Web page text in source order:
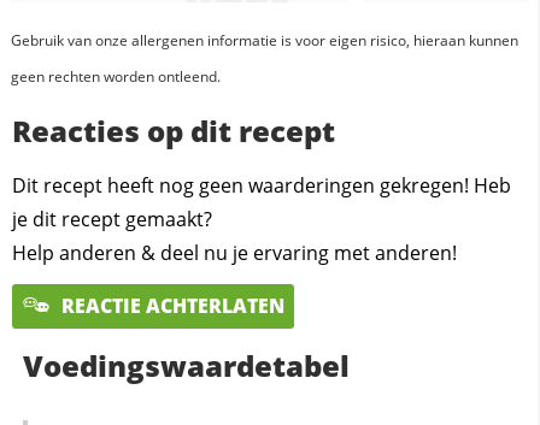
Gebruik van onze allergenen informatie is voor eigen risico, hieraan kunnen
geen rechten worden ontleend.
Reacties op dit recept
Dit recept heeft nog geen waarderingen gekregen! Heb
je dit recept gemaakt?
Help anderen & deel nu je ervaring met anderen!
REACTIE ACHTERLATEN
Voedingswaardetabel